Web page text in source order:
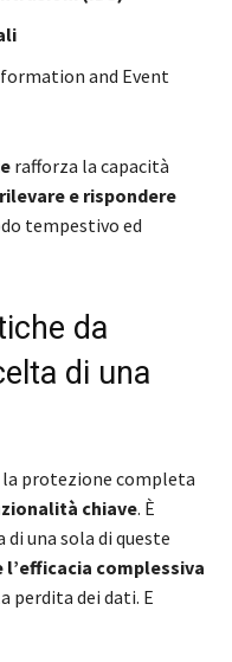
and Event
rafforza la capacità
e rispondere
tempestivo ed
da
di una
protezione completa
chiave. È
di una sola di queste
complessiva
perdita dei dati. E